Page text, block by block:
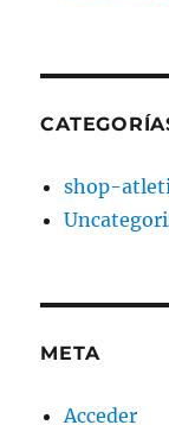
shop-
META
Acceder